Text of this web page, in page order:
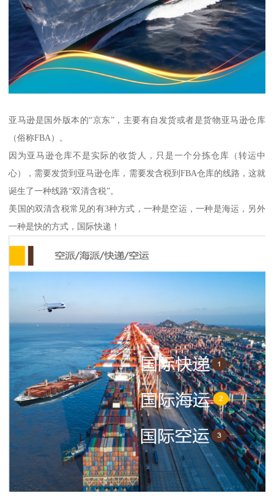
亚马逊是国外版本的“京东”，主要有自发货或者是货物亚马逊仓库
（俗称FBA）。
因为亚马逊仓库不是实际的收货人，只是一个分拣仓库（转运中
心），需要发货到亚马逊仓库，需要发含税到FBA仓库的线路，这就
诞生了一种线路“双清含税”。
美国的双清含税常见的有3种方式，一种是空运，一种是海运，另外
一种是快的方式，国际快递！